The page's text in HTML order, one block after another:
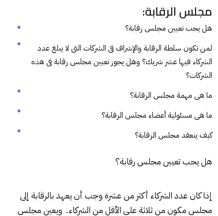
مجلس الرقابة:
هل يجب تعيين مجلس رقابة؟
لمن تكون سلطة الرقابة والإشراف فى الشركات التى لا يبلغ عدد
الشركاء فيها عشر شريك؟ وهل يجوز تعيين مجلس رقابة فى هذه
الشركات؟
ما هى مهمة مجلس الرقابة؟
ما هى مسئولية أعضاء مجلس الرقابة؟
كيف ينعقد مجلس الرقابة؟
هل يجب تعيين مجلس رقابة؟
إذا كان عدد الشركاء أكثر من عشرة وجب أن يعهد بالرقابة إلى
مجلس مكون من ثلاثة على الأقل من الشركاء. ويعين مجلس